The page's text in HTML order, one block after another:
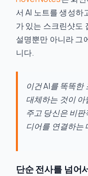
서 AI 노트를 생성하
가 있는 스크린샷도
설명뿐만 아니라 그
니다.
이건 AI를 똑똑
대체하는 것이
주고 당신은 비
디어를 연결하는
단순 전사를 넘어